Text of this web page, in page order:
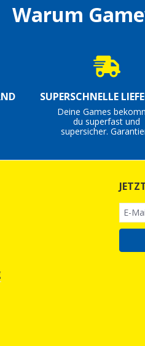
Warum
SUPERSCHNELLE
Deine Games
du superfast und
supersicher.